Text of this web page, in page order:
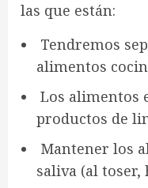
las que están:
Tendremos
alimentos
Los alimentos
productos de
Mantener los
saliva (al toser,